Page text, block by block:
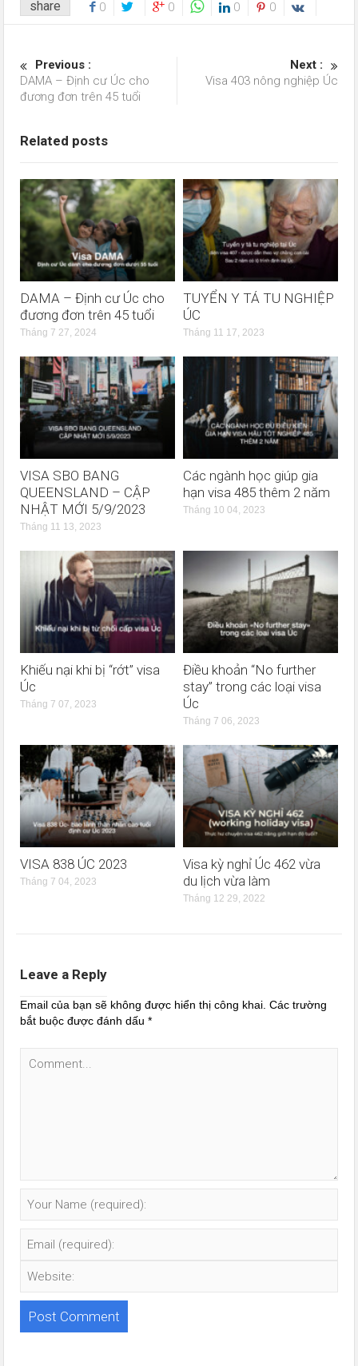
share 0 0 0 0
Previous :
DAMA – Định cư Úc cho
đương đơn trên 45 tuổi
Next :
Visa 403 nông nghiệp Úc
Related posts
DAMA – Định cư Úc cho
đương đơn trên 45 tuổi
Tháng 7 27, 2024
TUYỂN Y TÁ TU NGHIỆP
ÚC
Tháng 11 17, 2023
VISA SBO BANG
QUEENSLAND – CẬP
NHẬT MỚI 5/9/2023
Tháng 11 13, 2023
Các ngành học giúp gia
hạn visa 485 thêm 2 năm
Tháng 10 04, 2023
Khiếu nại khi bị “rớt” visa
Úc
Tháng 7 07, 2023
Điều khoản “No further
stay” trong các loại visa
Úc
Tháng 7 06, 2023
VISA 838 ÚC 2023
Tháng 7 04, 2023
Visa kỳ nghỉ Úc 462 vừa
du lịch vừa làm
Tháng 12 29, 2022
Leave a Reply
Email của bạn sẽ không được hiển thị công khai. Các trường
bắt buộc được đánh dấu*